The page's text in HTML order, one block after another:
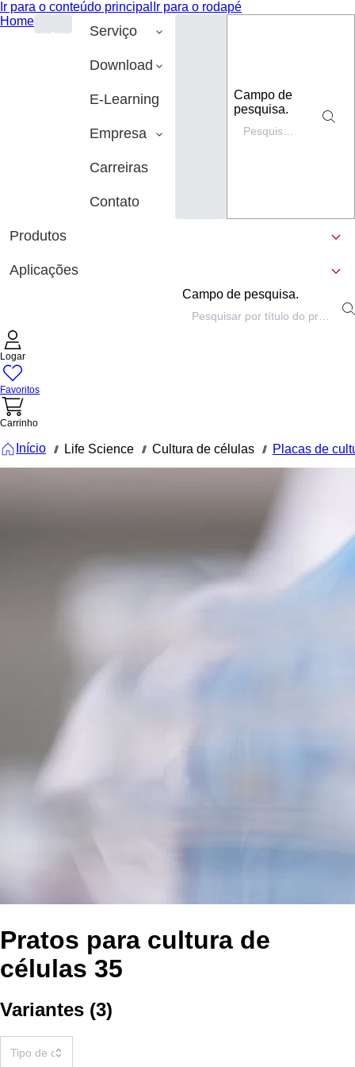
Ir para o conteúdo principal Ir para o rodapé
Home
Serviço
Download
E-Learning
Empresa
Carreiras
Contato
Campo de
pesquisa.
Produtos
Aplicações
Campo de pesquisa.
Logar
Favoritos
Carrinho
Início /// Life Science /// Cultura de células /// Placas de
Pratos para cultura de
células 35
Variantes (3)